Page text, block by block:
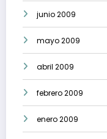
junio 2009
mayo 2009
abril 2009
febrero 2009
enero 2009